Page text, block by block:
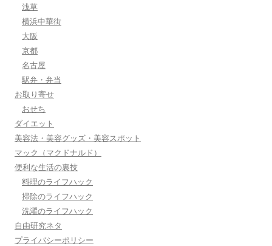
浅草
横浜中華街
大阪
京都
名古屋
駅弁・弁当
お取り寄せ
おせち
ダイエット
美容法・美容グッズ・美容スポット
マック（マクドナルド）
便利な生活の裏技
料理のライフハック
掃除のライフハック
洗濯のライフハック
自由研究ネタ
プライバシーポリシー